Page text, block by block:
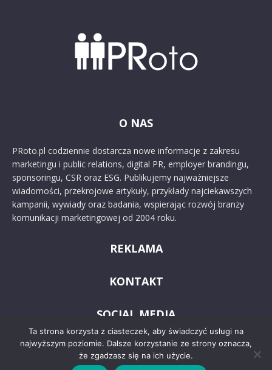
O NAS
PRoto.pl codziennie dostarcza nowe informacje z zakresu
marketingu i public relations, digital PR, employer brandingu,
sponsoringu, CSR oraz ESG. Publikujemy najważniejsze
wiadomości, przekrojowe artykuły, przykłady najciekawszych
kampanii, wywiady oraz badania, wspierając rozwój branży
komunikacji marketingowej od 2004 roku.
REKLAMA
KONTAKT
SOCIAL MEDIA
Ta strona korzysta z ciasteczek, aby świadczyć usługi na
najwyższym poziomie. Dalsze korzystanie ze strony oznacza,
że zgadzasz się na ich użycie.